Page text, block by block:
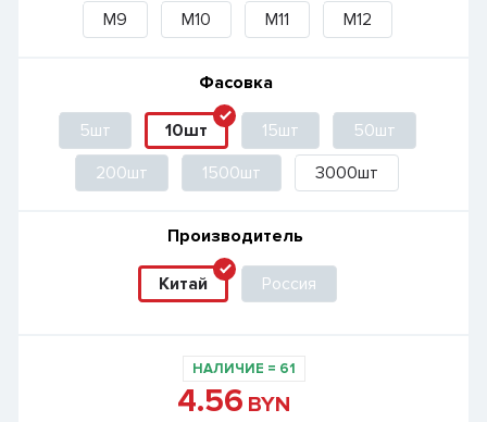
НАЛИЧИЕ = 61
4.56 BYN
M9
M10 M11 M12
Фасовка
5шт 10шт 15шт
50шт
200шт
1500шт 3000шт
Производитель
Китай Россия